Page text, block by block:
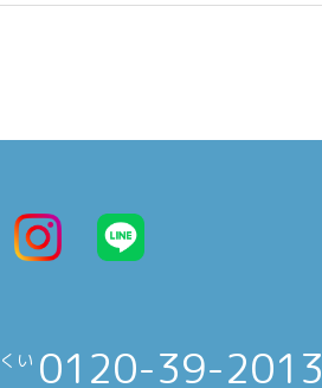
い 0120-39-2013